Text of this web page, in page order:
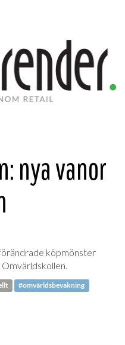
nya vanor
köpmönster
#omvärldsbevakning